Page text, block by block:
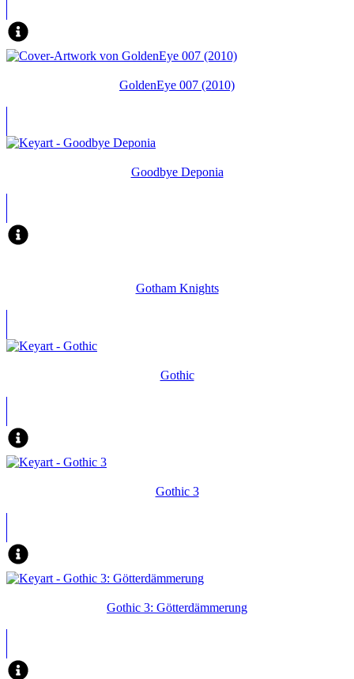
GoldenEye 007 (2010)
Goodbye Deponia
Gotham Knights
Gothic
Gothic 3
Gothic 3: Götterdämmerung